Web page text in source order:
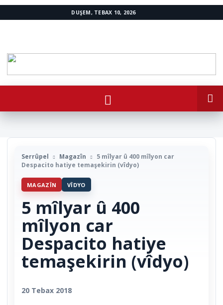
DUŞEM, TEBAX 10, 2026
Serrûpel Magazîn
5 mîlyar û 400 mîlyon car
Despacito hatiye temaşekirin (vîdyo)
MAGAZÎN VÎDYO
5 mîlyar û 400
mîlyon car
Despacito hatiye
temaşekirin (vîdyo)
20 Tebax 2018